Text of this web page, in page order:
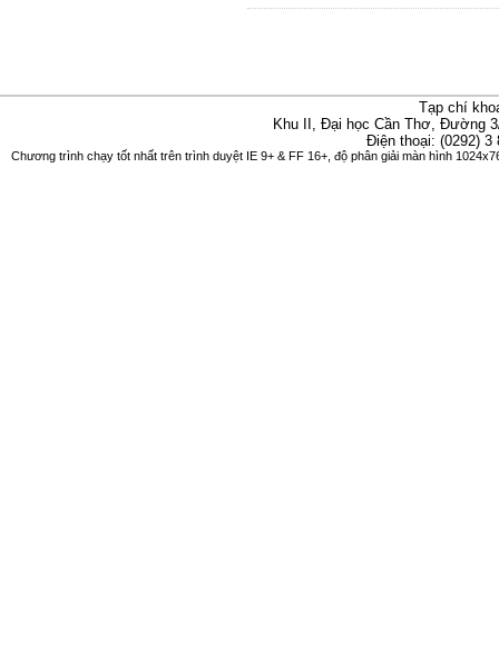
Tạp chí
Khu II, Đại học Cần Thơ, Đường
Điện thoại: (0292)
Chương trình chạy tốt nhất trên trình duyệt IE 9+ & FF 16+, độ phân giải màn hình